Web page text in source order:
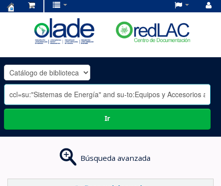
OLADE
-
Ir
Búsqueda avanzada